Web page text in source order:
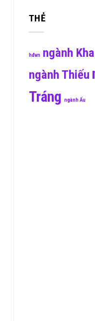
THẺ
hđvn ngành Kha
ngành Thiếu
Tráng ngành Ấu